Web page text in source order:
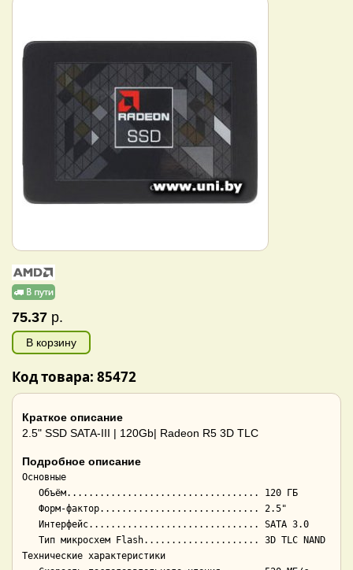
75.37 р.
В корзину
Код товара: 85472
Краткое описание
2.5" SSD SATA-III | 120Gb| Radeon R5 3D TLC
Подробное описание
Основные
Технические характеристики